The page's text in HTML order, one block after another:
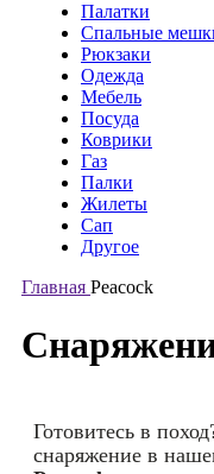
Палатки
Спальные
Рюкзаки
Одежда
Мебель
Посуда
Коврики
Газ
Палки
Жилеты
Сап
Другое
Главная Peacock
Готовитесь в
снаряжение в